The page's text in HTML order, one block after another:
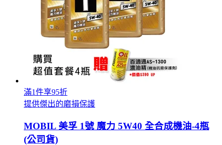
滿1件享95折
提供傑出的磨損保護
MOBIL 美孚 1號 魔力 5W40 全合成機油-4瓶
(公司貨)